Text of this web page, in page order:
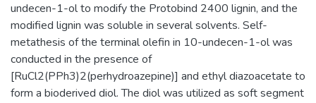
undecen-1-ol to modify the Protobind 2400 lignin, and the
modified lignin was soluble in several solvents. Self-
metathesis of the terminal olefin in 10-undecen-1-ol was
conducted in the presence of
[RuCl2(PPh3)2(perhydroazepine)] and ethyl diazoacetate to
form a bioderived diol. The diol was utilized as soft segment